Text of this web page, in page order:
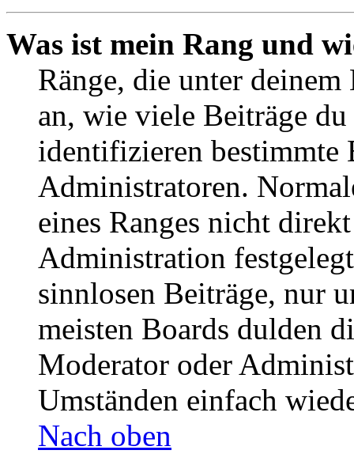
Was ist mein Rang und
Ränge, die unter deinem
an, wie viele Beiträge
identifizieren bestimmte
Administratoren.
eines Ranges nicht
Administration
sinnlosen Beiträge, nur
meisten Boards dulden
Moderator oder
Umständen einfach
Nach oben